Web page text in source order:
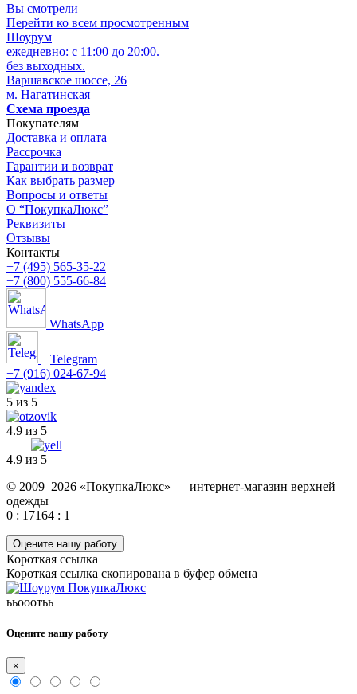
Вы смотрели
Перейти ко всем просмотренным
Шоурум
ежедневно: с 11:00 до 20:00.
без выходных.
Варшавское шоссе, 26
м. Нагатинская
Схема проезда
Покупателям
Доставка и оплата
Рассрочка
Гарантии и возврат
Как выбрать размер
Вопросы и ответы
О “ПокупкаЛюкс”
Реквизиты
Отзывы
Контакты
+7 (495) 565-35-22
+7 (800) 555-66-84
WhatsApp
Telegram
+7 (916) 024-67-94
5 из 5
4.9 из 5
4.9 из 5
© 2009–2026 «ПокупкаЛюкс» — интернет-магазин верхней
одежды
0 : 17164 : 1
Оцените нашу работу
Короткая ссылка
Короткая ссылка скопирована в буфер обмена
ььооотьь
Оцените нашу работу
×